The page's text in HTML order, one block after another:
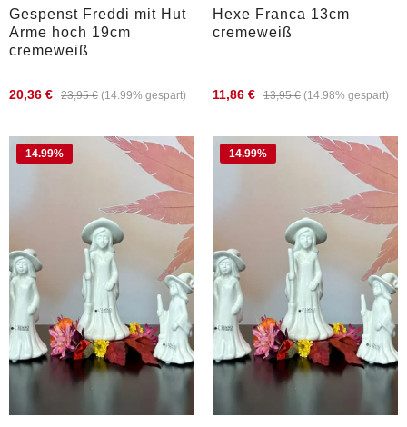
Gespenst Freddi mit Hut
Arme hoch 19cm
cremeweiß
20,36 € 23,95 € (14.99% gespart)
Hexe Franca 13cm
cremeweiß
11,86 € 13,95 € (14.98% gespart)
14.99% 14.99%